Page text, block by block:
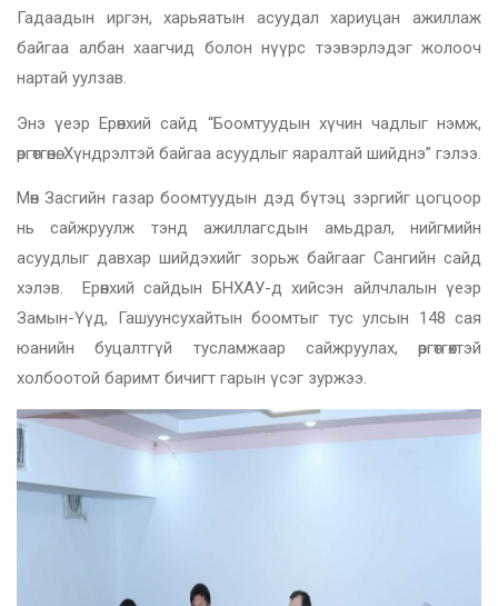
Гадаадын иргэн, харьяатын асуудал хариуцан ажиллаж
байгаа албан хаагчид болон нүүрс тээвэрлэдэг жолооч
нартай уулзав.
Энэ үеэр Ерөнхий сайд “Боомтуудын хүчин чадлыг нэмж,
өргөтгөнө. Хүндрэлтэй байгаа асуудлыг яаралтай шийднэ” гэлээ.
Мөн Засгийн газар боомтуудын дэд бүтэц зэргийг цогцоор
нь сайжруулж тэнд ажиллагсдын амьдрал, нийгмийн
асуудлыг давхар шийдэхийг зорьж байгааг Сангийн сайд
хэлэв. Ерөнхий сайдын БНХАУ-д хийсэн айлчлалын үеэр
Замын-Үүд, Гашуунсухайтын боомтыг тус улсын 148 сая
юанийн буцалтгүй тусламжаар сайжруулах, өргөтгөхтэй
холбоотой баримт бичигт гарын үсэг зуржээ.